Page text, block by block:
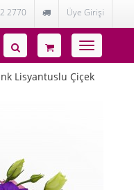
2770 Üye Girişi
Toggle
navigation
Lisyantuslu Çiçek